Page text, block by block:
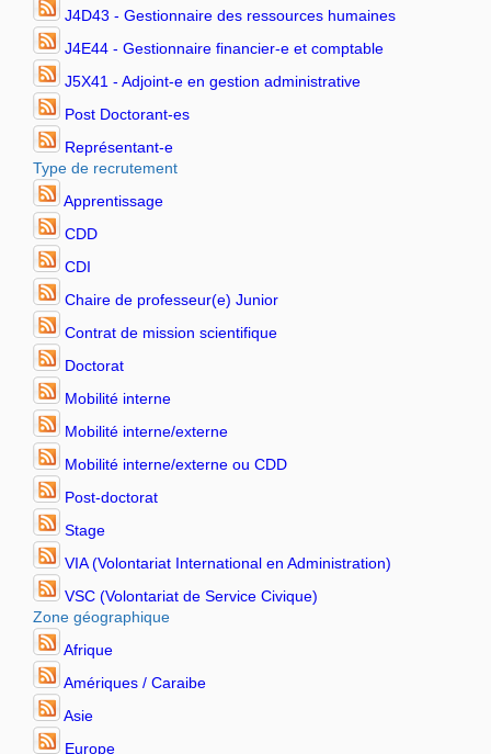
J4D43 - Gestionnaire des ressources humaines
J4E44 - Gestionnaire financier-e et comptable
J5X41 - Adjoint-e en gestion administrative
Post Doctorant-es
Représentant-e
Type de recrutement
Apprentissage
CDD
CDI
Chaire de professeur(e) Junior
Contrat de mission scientifique
Doctorat
Mobilité interne
Mobilité interne/externe
Mobilité interne/externe ou CDD
Post-doctorat
Stage
VIA (Volontariat International en Administration)
VSC (Volontariat de Service Civique)
Zone géographique
Afrique
Amériques / Caraibe
Asie
Europe